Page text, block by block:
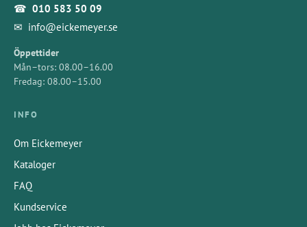
☎ 010 583 50 09
✉ info@eickemeyer.se
Öppettider
Mån–tors: 08.00–16.00
Fredag: 08.00–15.00
INFO
Om Eickemeyer
Kataloger
FAQ
Kundservice